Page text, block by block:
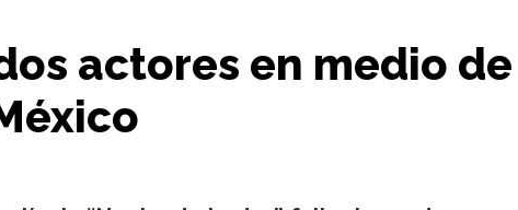
actores en medio de